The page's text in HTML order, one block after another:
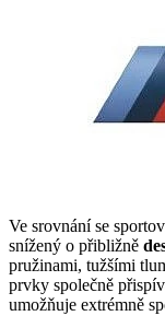
Ve srovnání se
snížený o přibližně
pružinami, tužšími
prvky společně
umožňuje extrémně